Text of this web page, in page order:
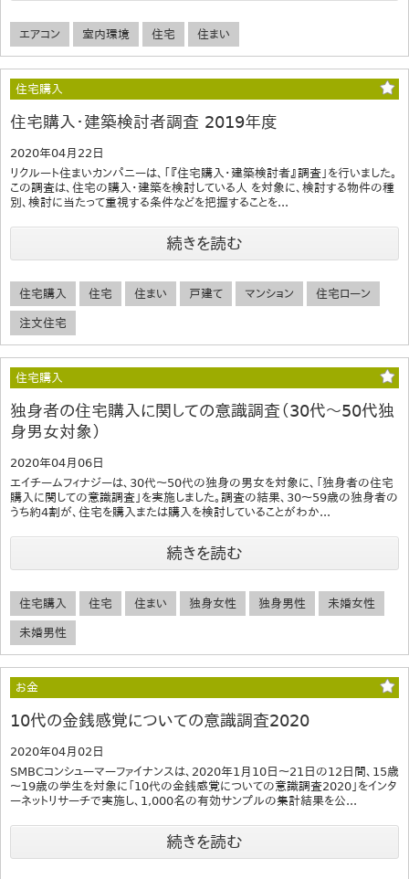
エアコン 室内環境 住宅 住まい
住宅購入
住宅購入・建築検討者調査 2019年度
2020年04月22日
リクルート住まいカンパニーは、「『住宅購入・建築検討者』調査」を行いました。
この調査は、住宅の購入・建築を検討している人 を対象に、検討する物件の種
別、検討に当たって重視する条件などを把握することを...
続きを読む
住宅購入 住宅 住まい 戸建て マンション 住宅ローン
注文住宅
住宅購入
独身者の住宅購入に関しての意識調査（30代～50代独
身男女対象）
2020年04月06日
エイチームフィナジーは、30代～50代の独身の男女を対象に、「独身者の住宅
購入に関しての意識調査」を実施しました。調査の結果、30～59歳の独身者の
うち約4割が、住宅を購入または購入を検討していることがわか...
続きを読む
住宅購入 住宅 住まい 独身女性 独身男性 未婚女性
未婚男性
お金
10代の金銭感覚についての意識調査2020
2020年04月02日
SMBCコンシューマーファイナンスは、2020年1月10日～21日の12日間、15歳
～19歳の学生を対象に「10代の金銭感覚についての意識調査2020」をインタ
ーネットリサーチで実施し、1,000名の有効サンプルの集計結果を公...
続きを読む